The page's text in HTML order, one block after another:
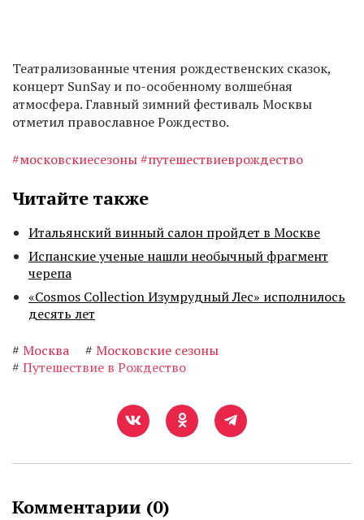
Театрализованные чтения рождественских сказок,
концерт SunSay и по-особенному волшебная
атмосфера. Главный зимний фестиваль Москвы
отметил православное Рождество.
#московскиесезоны#путешествиеврождество
Читайте также
Итальянский винный салон пройдет в Москве
Испанские ученые нашли необычный фрагмент
черепа
«Cosmos Collection Изумрудный Лес» исполнилось
десять лет
# Москва # Московские сезоны
# Путешествие в Рождество
Комментарии (0)